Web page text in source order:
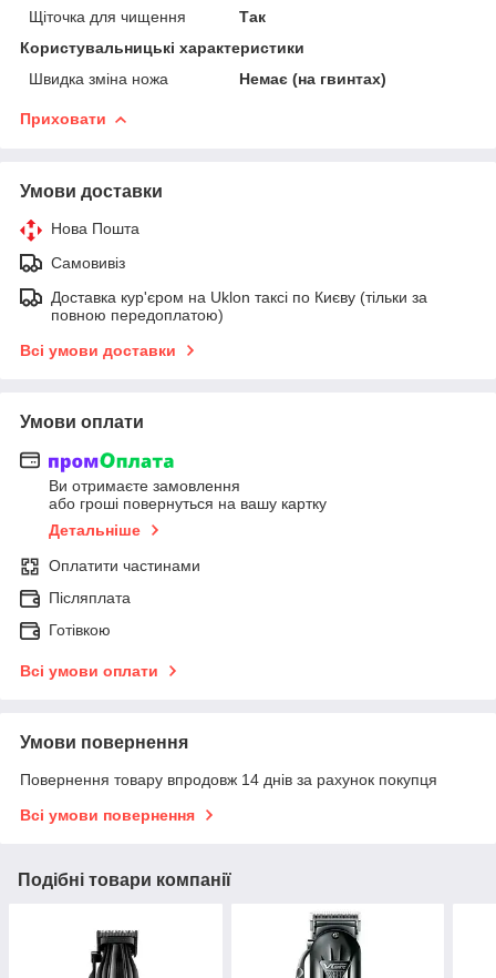
Щіточка для чищення
Так
Користувальницькі характеристики
Швидка зміна ножа
Немає (на гвинтах)
Приховати
Умови доставки
Нова Пошта
Самовивіз
Доставка кур'єром на Uklon таксі по Києву (тільки за
повною передоплатою)
Всі умови доставки
Умови оплати
Ви отримаєте замовлення
або гроші повернуться на вашу картку
Детальніше
Оплатити частинами
Післяплата
Готівкою
Всі умови оплати
Умови повернення
Повернення товару впродовж 14 днів за рахунок покупця
Всі умови повернення
Подібні товари компанії